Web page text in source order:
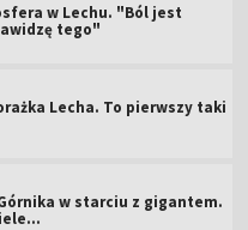
w Lechu. "Ból jest
tego"
Lecha. To pierwszy taki
w starciu z gigantem.